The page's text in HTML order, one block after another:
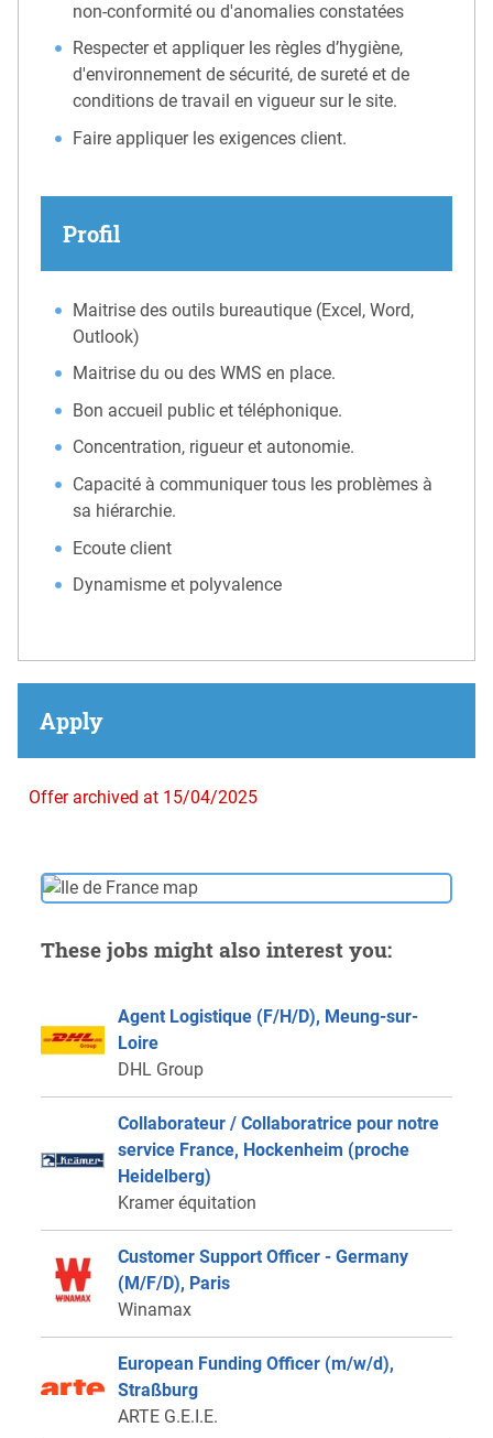
non-conformité ou d'anomalies constatées
Respecter et appliquer les règles d’hygiène,
d'environnement de sécurité, de sureté et de
conditions de travail en vigueur sur le site.
Faire appliquer les exigences client.
Profil
Maitrise des outils bureautique (Excel, Word,
Outlook)
Maitrise du ou des WMS en place.
Bon accueil public et téléphonique.
Concentration, rigueur et autonomie.
Capacité à communiquer tous les problèmes à
sa hiérarchie.
Ecoute client
Dynamisme et polyvalence
Apply
Offer archived at 15/04/2025
These jobs might also interest you:
Agent Logistique (F/H/D), Meung-sur-
Loire
DHL Group
Collaborateur / Collaboratrice pour notre
service France, Hockenheim (proche
Heidelberg)
Kramer équitation
Customer Support Officer - Germany
(M/F/D), Paris
Winamax
European Funding Officer (m/w/d),
Straßburg
ARTE G.E.I.E.